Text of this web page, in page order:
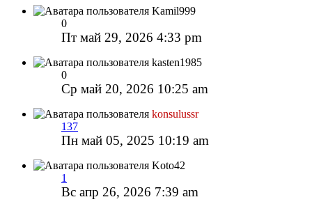
Kamil999
0
Пт май 29, 2026 4:33 pm
kasten1985
0
Ср май 20, 2026 10:25 am
konsulussr
137
Пн май 05, 2025 10:19 am
Koto42
1
Вс апр 26, 2026 7:39 am